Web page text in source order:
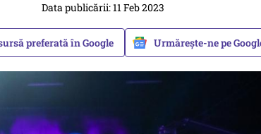
Data publicării: 11 Feb 2023
preferată în Google Urmărește-ne pe